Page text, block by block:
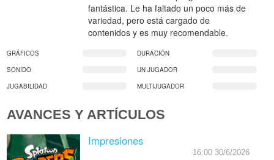
fantástica. Le ha faltado un poco más de
variedad, pero está cargado de
contenidos y es muy recomendable.
GRÁFICOS
DURACIÓN
SONIDO
UN JUGADOR
JUGABILIDAD
MULTIJUGADOR
AVANCES Y ARTÍCULOS
Impresiones
16:00 30/6/2026